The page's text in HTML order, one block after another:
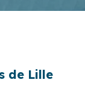
de Lille